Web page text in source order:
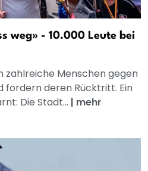
weg» - 10.000 Leute bei
zahlreiche Menschen gegen
fordern deren Rücktritt. Ein
Die Stadt... | mehr